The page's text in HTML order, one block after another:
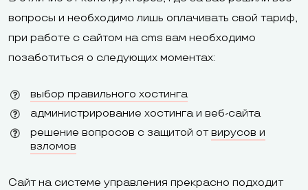
вопросы и необходимо лишь оплачивать свой тариф,
при работе с сайтом на cms вам необходимо
позаботиться о следующих моментах:
выбор правильного хостинга
администрирование хостинга и веб-сайта
решение вопросов с защитой отвирусов и
взломов
Сайт на системе управления прекрасно подходит